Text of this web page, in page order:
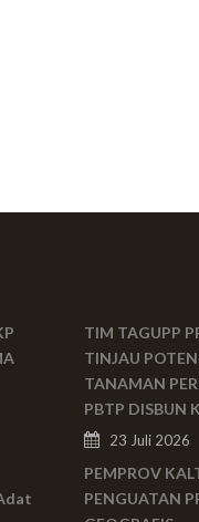
TIM TAGUPP
TINJAU
TANAMAN
PBTP DISBUN
23 Juli 2026
PEMPROV
PENGUATAN